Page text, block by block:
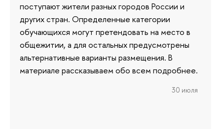
поступают жители разных городов России и
других стран. Определенные категории
обучающихся могут претендовать на место в
общежитии, а для остальных предусмотрены
альтернативные варианты размещения. В
материале рассказываем обо всем подробнее.
30 июля